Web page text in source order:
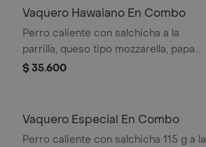
PET
Vaquero Hawaiano En Combo
Perro caliente con salchicha a la
parrilla, queso tipo mozzarella, papa
callejera, piña y salsas en pan perro +
$ 35.600
Vaquero Especial En Combo
Perro caliente con salchicha 115 g a la